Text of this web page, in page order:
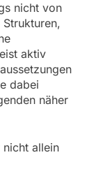
nicht von
aktiv
dabei
näher
allein